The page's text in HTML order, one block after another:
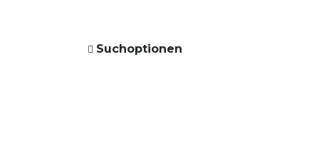
Suchoptionen